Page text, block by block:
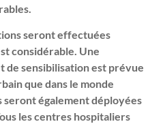
seront effectuées
considérable. Une
de sensibilisation est prévue
que dans le monde
seront également déployées
les centres hospitaliers